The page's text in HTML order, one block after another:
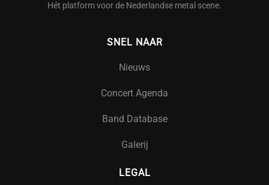
Hét platform voor de Nederlandse metal scene.
SNEL NAAR
Nieuws
Concert Agenda
Band Database
Galerij
LEGAL